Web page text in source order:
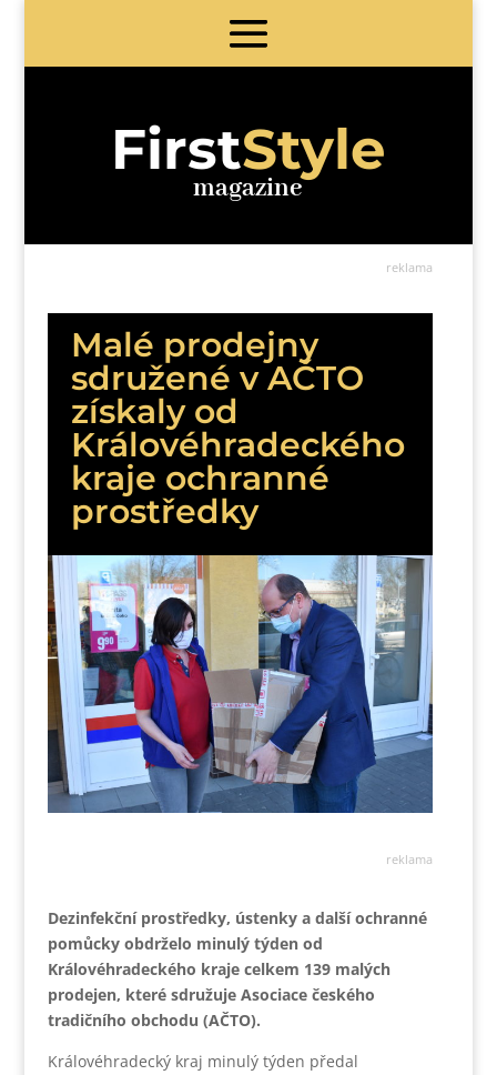
FirstStyle
magazine
reklama
Malé prodejny
sdružené v AČTO
získaly od
Královéhradeckého
kraje ochranné
prostředky
reklama
Dezinfekční prostředky, ústenky a další ochranné
pomůcky obdrželo minulý týden od
Královéhradeckého kraje celkem 139 malých
prodejen, které sdružuje Asociace českého
tradičního obchodu (AČTO).
Královéhradecký kraj minulý týden předal